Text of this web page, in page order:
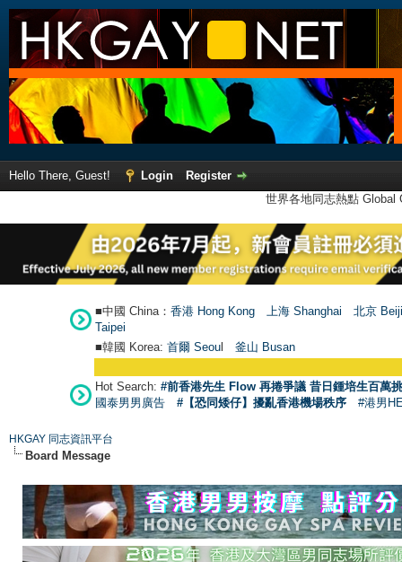
Hello There, Guest! Login
Register
世界各地同志熱點
■中國 China： 香港 Hong Kong 上海 Shanghai
北京
Taipei
■韓國 Korea: 首爾 Seoul 釜山 Busan
Hot Search: #前香港先生 Flow 再捲爭議 昔日鍾培生百萬
國泰男男廣告
#【恐同矮仔】擾亂香港機場秩序 #港男
HKGAY 同志資訊平台
Board Message